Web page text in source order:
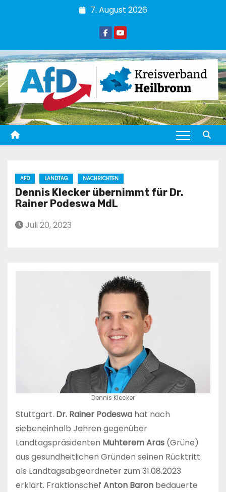
7. August 2026
AFD LANDTAG NACHRICHTEN
Dennis Klecker übernimmt für Dr.
Rainer Podeswa MdL
Juli 20, 2023
Dennis Klecker
Stuttgart. Dr. Rainer Podeswa hat nach
siebeneinhalb Jahren gegenüber
Landtagspräsidenten Muhterem Aras (Grüne)
aus gesundheitlichen Gründen seinen Rücktritt
als Landtagsabgeordneter zum 31.08.2023
erklärt. Fraktionschef Anton Baron bedauerte